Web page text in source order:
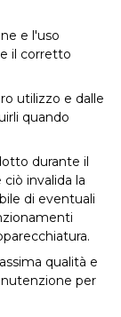
e l'uso
il corretto
utilizzo e dalle
quando
durante il
invalida la
di eventuali
qualità e
per